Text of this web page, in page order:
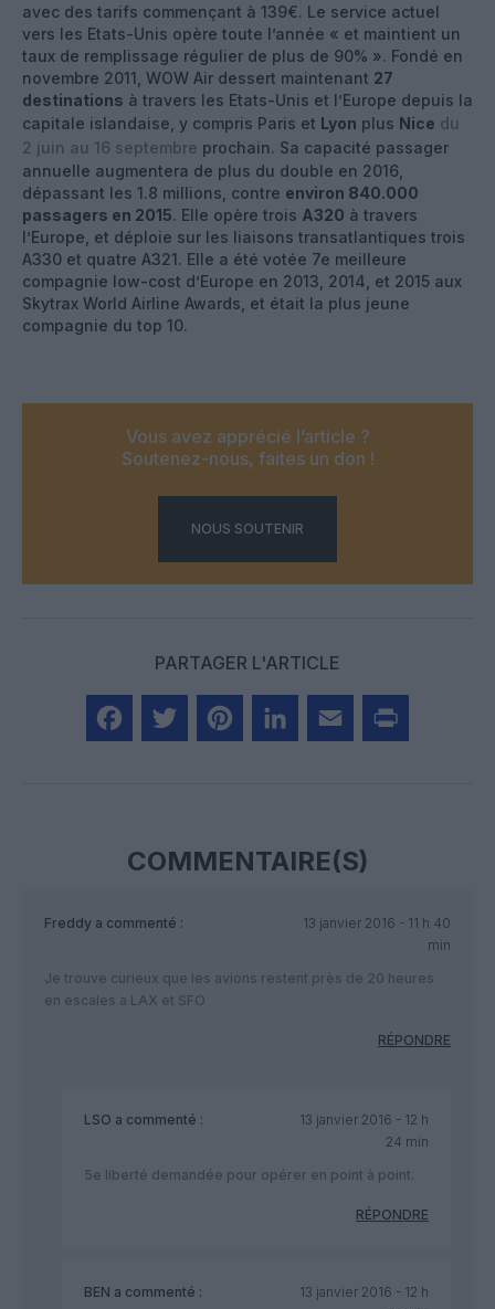
avec des tarifs commençant à 139€. Le service actuel
vers les Etats-Unis opère toute l’année « et maintient un
taux de remplissage régulier de plus de 90% ». Fondé en
novembre 2011, WOW Air dessert maintenant 27
destinations à travers les Etats-Unis et l’Europe depuis la
capitale islandaise, y compris Paris et Lyon plus Nice du
2 juin au 16 septembre prochain. Sa capacité passager
annuelle augmentera de plus du double en 2016,
dépassant les 1.8 millions, contre environ 840.000
passagers en 2015. Elle opère trois A320 à travers
l’Europe, et déploie sur les liaisons transatlantiques trois
A330 et quatre A321. Elle a été votée 7e meilleure
compagnie low-cost d’Europe en 2013, 2014, et 2015 aux
Skytrax World Airline Awards, et était la plus jeune
compagnie du top 10.
Vous avez apprécié l’article ?
Soutenez-nous, faites un don !
NOUS SOUTENIR
PARTAGER L'ARTICLE
COMMENTAIRE(S)
Freddy a commenté :
13 janvier 2016 - 11 h 40
min
Je trouve curieux que les avions restent près de 20 heures
en escales a LAX et SFO
RÉPONDRE
LSO a commenté :
13 janvier 2016 - 12 h
24 min
5e liberté demandée pour opérer en point à point.
RÉPONDRE
BEN a commenté :
13 janvier 2016 - 12 h